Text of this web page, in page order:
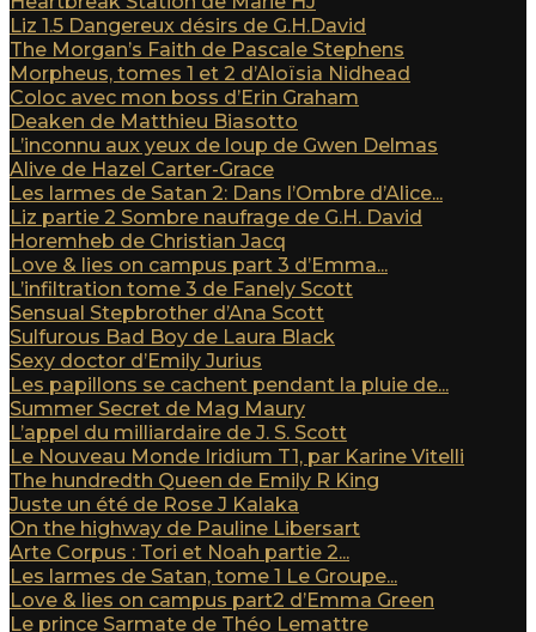
Liz 1.5 Dangereux désirs de G.H.David
The Morgan’s Faith de Pascale Stephens
Morpheus, tomes 1 et 2 d’Aloïsia Nidhead
Coloc avec mon boss d’Erin Graham
Deaken de Matthieu Biasotto
L’inconnu aux yeux de loup de Gwen Delmas
Alive de Hazel Carter-Grace
Les larmes de Satan 2: Dans l’Ombre d’Alice...
Liz partie 2 Sombre naufrage de G.H. David
Horemheb de Christian Jacq
Love & lies on campus part 3 d’Emma...
L’infiltration tome 3 de Fanely Scott
Sensual Stepbrother d’Ana Scott
Sulfurous Bad Boy de Laura Black
Sexy doctor d’Emily Jurius
Les papillons se cachent pendant la pluie de...
Summer Secret de Mag Maury
L’appel du milliardaire de J. S. Scott
Le Nouveau Monde Iridium T1, par Karine Vitelli
The hundredth Queen de Emily R King
Juste un été de Rose J Kalaka
On the highway de Pauline Libersart
Arte Corpus : Tori et Noah partie 2...
Les larmes de Satan, tome 1 Le Groupe...
Love & lies on campus part2 d’Emma Green
Le prince Sarmate de Théo Lemattre